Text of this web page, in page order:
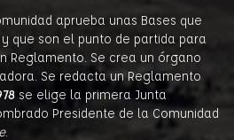
aprueba unas Bases que
que son el punto de partida para
Reglamento. Se crea un órgano
Se redacta un Reglamento
se elige la primera Junta
Presidente de la Comunidad
.